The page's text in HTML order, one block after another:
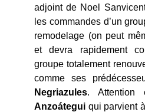
adjoint de Noel
les commandes d’un
remodelage (on peut
et devra rapidement
groupe totalement
comme ses
Negriazules. Attention
Anzoátegui qui parvient